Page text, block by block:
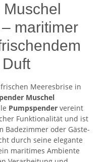
– maritimer
Meeresbrise in
Muschel
Pumpspender vereint
Funktionalität und ist
Badezimmer oder Gäste-
durch seine elegante
maritimes Ambiente